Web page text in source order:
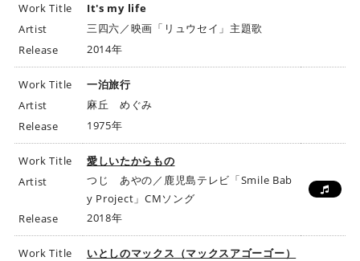
Work Title
It's my life
Artist
三四六／映画「リュウセイ」主題歌
Release
2014年
Work Title
一泊旅行
Artist
麻丘 めぐみ
Release
1975年
Work Title
愛しいたからもの
Artist
つじ あやの／鹿児島テレビ「Smile Bab
y Project」CMソング
Release
2018年
Work Title
いとしのマックス（マックスアゴーゴー）